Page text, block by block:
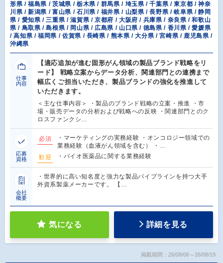
形県 / 福島県 / 茨城県 / 栃木県 / 群馬県 / 埼玉県 / 千葉県 / 東京都 / 神奈
川県 / 新潟県 / 富山県 / 石川県 / 福井県 / 山梨県 / 長野県 / 岐阜県 / 静岡
県 / 愛知県 / 三重県 / 滋賀県 / 京都府 / 大阪府 / 兵庫県 / 奈良県 / 和歌山
県 / 鳥取県 / 島根県 / 岡山県 / 広島県 / 山口県 / 徳島県 / 香川県 / 愛媛県
/ 高知県 / 福岡県 / 佐賀県 / 長崎県 / 熊本県 / 大分県 / 宮崎県 / 鹿児島県 /
沖縄県
仕事
内容
【適応追加が進む固形がん領域の製品ブランド戦略をリ
ード】 戦略立案からデータ分析、関連部門との連携まで
幅広くご担当いただき、製品ブランドの強化を推進して
いただきます。
＜主な仕事内容＞ ・製品のブランド戦略の立案・推進 ・市
場・販売データの分析および戦略への反映 ・関連部門とのク
ロスファンクシ…
応募
資格
必須
・マーケティングの実務経験 ・オンコロジー領域での
業務経験（血液がん領域を含む） ・…
歓迎
・バイオ医薬品に関する業務経験
会社
概要
・世界的に高い知名度と強力な製品パイプラインを持つ大手
外資系製薬メーカーです。 【…
気になる 詳細を見る
掲載期間：26/08/06～26/08/19